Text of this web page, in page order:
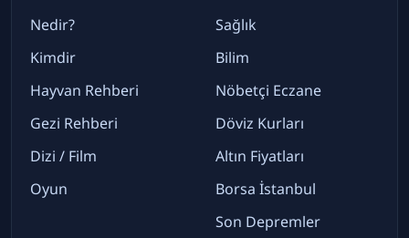
Nedir?
Kimdir
Hayvan Rehberi
Gezi Rehberi
Dizi / Film
Oyun
Sağlık
Bilim
Nöbetçi Eczane
Döviz Kurları
Altın Fiyatları
Borsa İstanbul
Son Depremler